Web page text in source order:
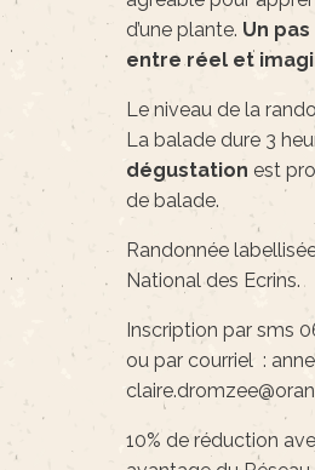
d’une plante. Un
entre réel et
Le niveau de la
La balade dure 3
dégustation est
de balade.
Randonnée
National des Ecrins.
Inscription par sms
ou par courriel :
10% de réduction